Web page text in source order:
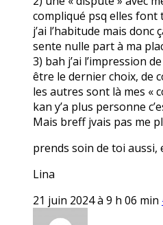
compliqué psq elles font
j’ai l’habitude mais
sente nulle part à ma
3) bah j’ai l’impression
être le dernier choix, de
les autres sont là mes «
kan y’a plus personne
Mais breff jvais pas me
prends soin de toi aussi,
Lina
21 juin 2024 à 9 h 06 min